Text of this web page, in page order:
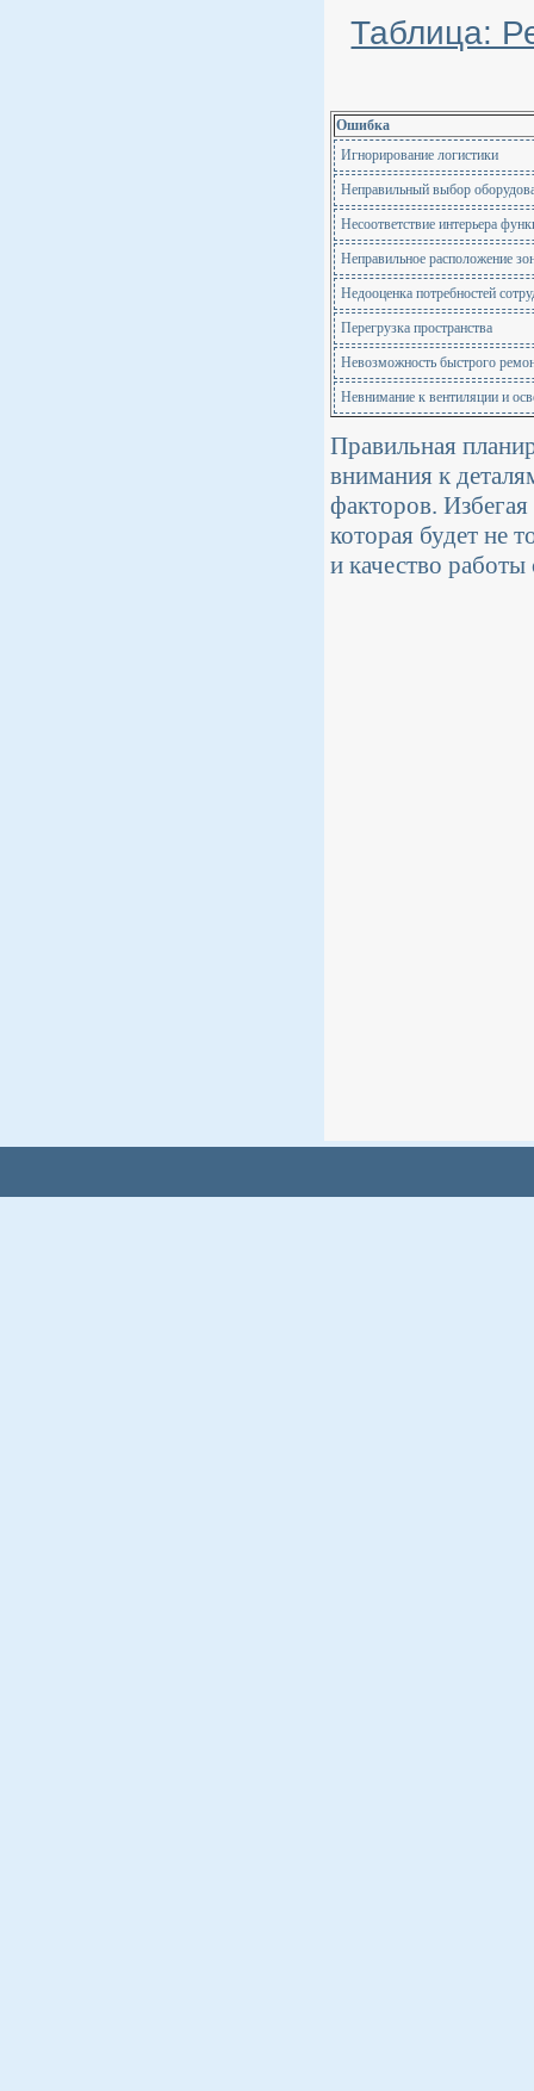
Таблица:
Ошибка
Игнорирование логистики
Неправильный выбор
Несоответствие интерьера
Неправильное расположение
Недооценка потребностей
Перегрузка пространства
Невозможность быстрого
Невнимание к вентиляции и
Правильная
внимания к
факторов.
которая будет не
и качество работы